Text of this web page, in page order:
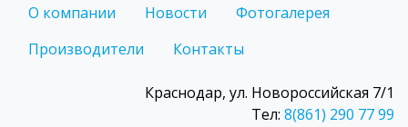
О компании Новости
Фотогалерея
Производители
Контакты
Краснодар, ул. Новороссийская 7/1
Тел: 8(861) 290 77 99